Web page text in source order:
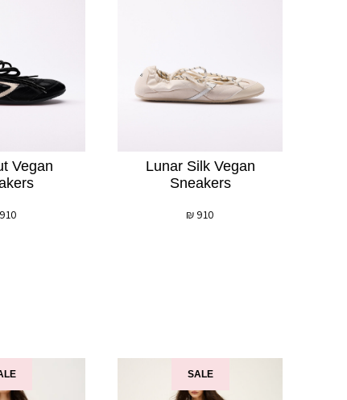
Lunar Silk Vegan
Sneakers
910
₪
Vegan
910
SALE